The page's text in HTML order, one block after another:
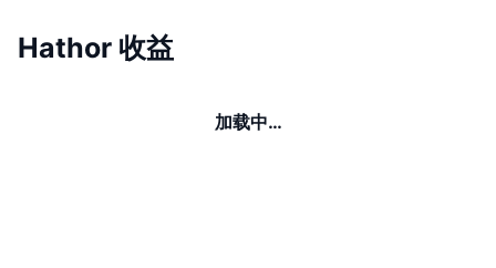
Hathor 收益
加载中…